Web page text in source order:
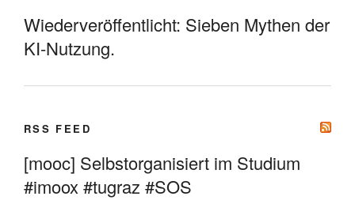
Wiederveröffentlicht: Sieben Mythen der
KI-Nutzung.
RSS FEED
[mooc] Selbstorganisiert im Studium
#imoox #tugraz #SOS